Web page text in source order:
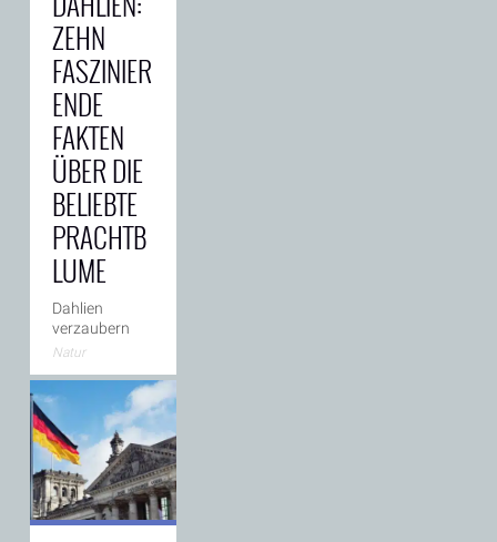
Zwei Begriffe,
die E-Auto-
Fahrerinnen
und Fahrer
→
ZEHN
FASZINIER
ENDE
FAKTEN
ÜBER DIE
BELIEBTE
PRACHTB
LUME
Dahlien
verzaubern
mit ihrer
Blütenpracht
Hochsommer
bis zum ersten
Frost. Mit über
60.000
registrierten
Sorten und
Natur